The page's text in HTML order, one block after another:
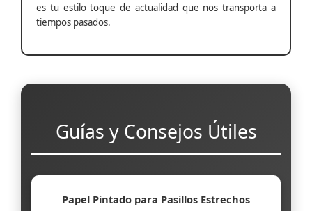
es tu estilo toque de actualidad que nos transporta a
tiempos pasados.
Guías y Consejos Útiles
Papel Pintado para Pasillos Estrechos